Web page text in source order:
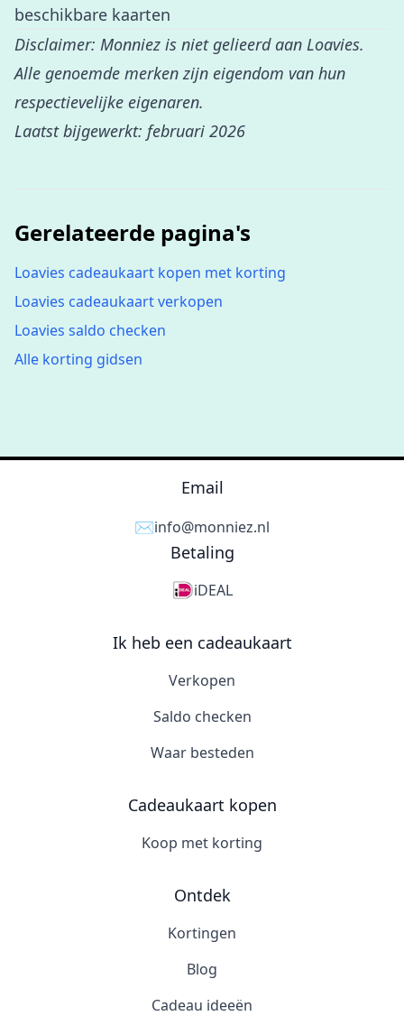
beschikbare kaarten
Disclaimer: Monniez is niet gelieerd aan Loavies.
Alle genoemde merken zijn eigendom van hun
respectievelijke eigenaren.
Laatst bijgewerkt: februari 2026
Gerelateerde pagina's
Loavies cadeaukaart kopen met korting
Loavies cadeaukaart verkopen
Loavies saldo checken
Alle korting gidsen
Email
✉️info@monniez.nl
Betaling
iDEAL
Ik heb een cadeaukaart
Verkopen
Saldo checken
Waar besteden
Cadeaukaart kopen
Koop met korting
Ontdek
Kortingen
Blog
Cadeau ideeën